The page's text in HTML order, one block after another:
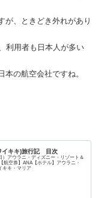
が、ときどき外れがあり
利用者も日本人が多い
の航空会社ですね。
イキキ)旅行記 目次
）アウラニ・ディズニー・リゾート＆
航空券】ANA【ホテル】アウラニ・
キキ・マリア